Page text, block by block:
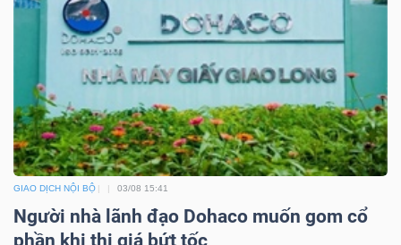
GIAO DỊCH NỘI BỘ 03/08 15:41
Người nhà lãnh đạo Dohaco muốn gom cổ
phần khi thị giá bứt tốc